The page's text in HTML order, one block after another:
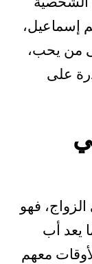
إسماعيل،
من يحب،
على
فهو
يعد أب
معهم